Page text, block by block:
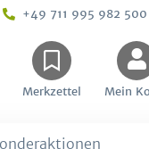
+49 711 995 982 500
Merkzettel Mein